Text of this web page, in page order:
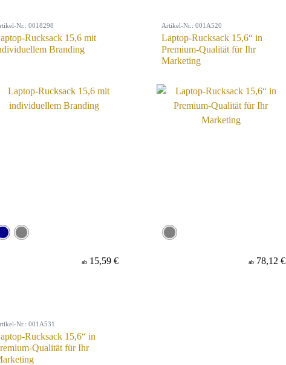
Nr.: 0018298
Rucksack 15,6 mit
Branding
ab 15,59 €
Artikel-Nr.: 001A520
Laptop-Rucksack 15,6“ in
Premium-Qualität für Ihr
Marketing
ab 78,12 €
Nr.: 001A531
Rucksack 15,6“ in
Qualität für Ihr